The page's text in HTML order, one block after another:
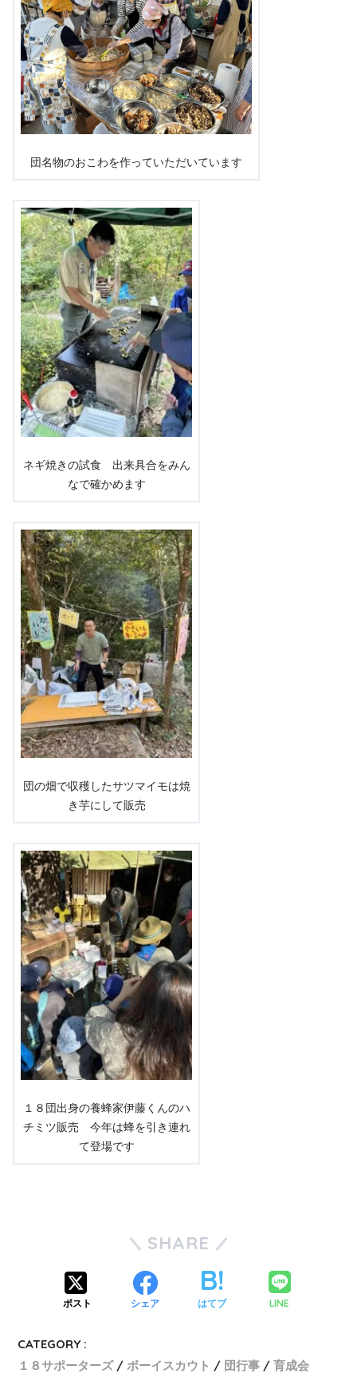
団名物のおこわを作っていただいています
ネギ焼きの試食 出来具合をみん
なで確かめます
団の畑で収穫したサツマイモは焼
き芋にして販売
１８団出身の養蜂家伊藤くんのハ
チミツ販売 今年は蜂を引き連れ
て登場です
SHARE
ポスト シェア はてブ LINE
CATEGORY :
１８サポーターズ
ボーイスカウト 団行事 育成会